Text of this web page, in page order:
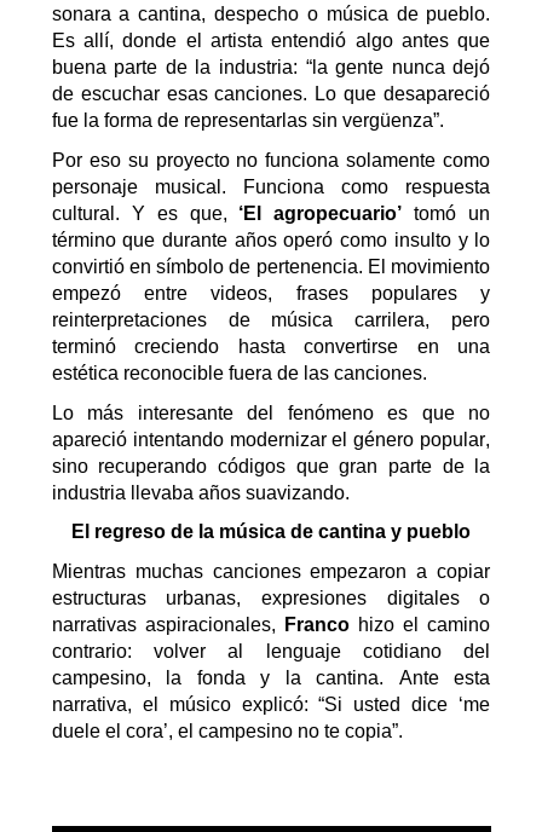
sonara a cantina, despecho o música de pueblo.
Es allí, donde el artista entendió algo antes que
buena parte de la industria: “la gente nunca dejó
de escuchar esas canciones. Lo que desapareció
fue la forma de representarlas sin vergüenza”.
Por eso su proyecto no funciona solamente como
personaje musical. Funciona como respuesta
cultural. Y es que, ‘E lagropecuario’ tomó un
término que durante años operó como insulto y lo
convirtió en símbolo de pertenencia. El movimiento
empezó entre videos, frases populares y
reinterpretaciones de música carrilera, pero
terminó creciendo hasta convertirse en una
estética reconocible fuera de las canciones.
Lo más interesante del fenómeno es que no
apareció intentando modernizar el género popular,
sino recuperando códigos que gran parte de la
industria llevaba años suavizando.
El regreso de la música de cantina y pueblo
Mientras muchas canciones empezaron a copiar
estructuras urbanas, expresiones digitales o
narrativas aspiracionales,
Francohizo el camino
contrario: volver al lenguaje cotidiano del
campesino, la fonda y la cantina. Ante esta
narrativa, el músico explicó:“Si usted dice ‘me
duele el cora’, el campesino no te copia”.